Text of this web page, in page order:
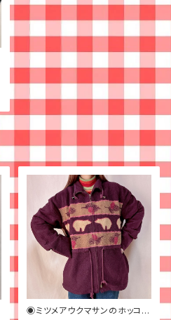
◉ミツメアウクマサンのホッコリ